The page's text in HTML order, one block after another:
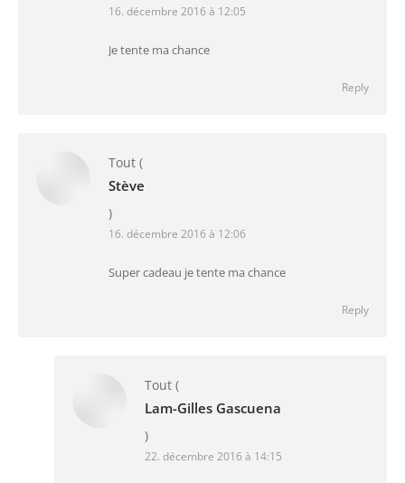
16. décembre 2016 à 12:05
Je tente ma chance
Reply
Tout (
Stève
)
16. décembre 2016 à 12:06
Super cadeau je tente ma chance
Reply
Tout (
Lam-Gilles Gascuena
)
22. décembre 2016 à 14:15